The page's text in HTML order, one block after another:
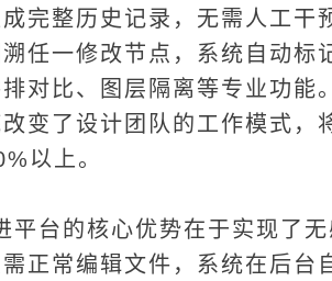
完整历史记录，无需人工干
任一修改节点，系统自动标
对比、图层隔离等专业功能
变了设计团队的工作模式，
以上。
平台的核心优势在于实现了
正常编辑文件，系统在后台